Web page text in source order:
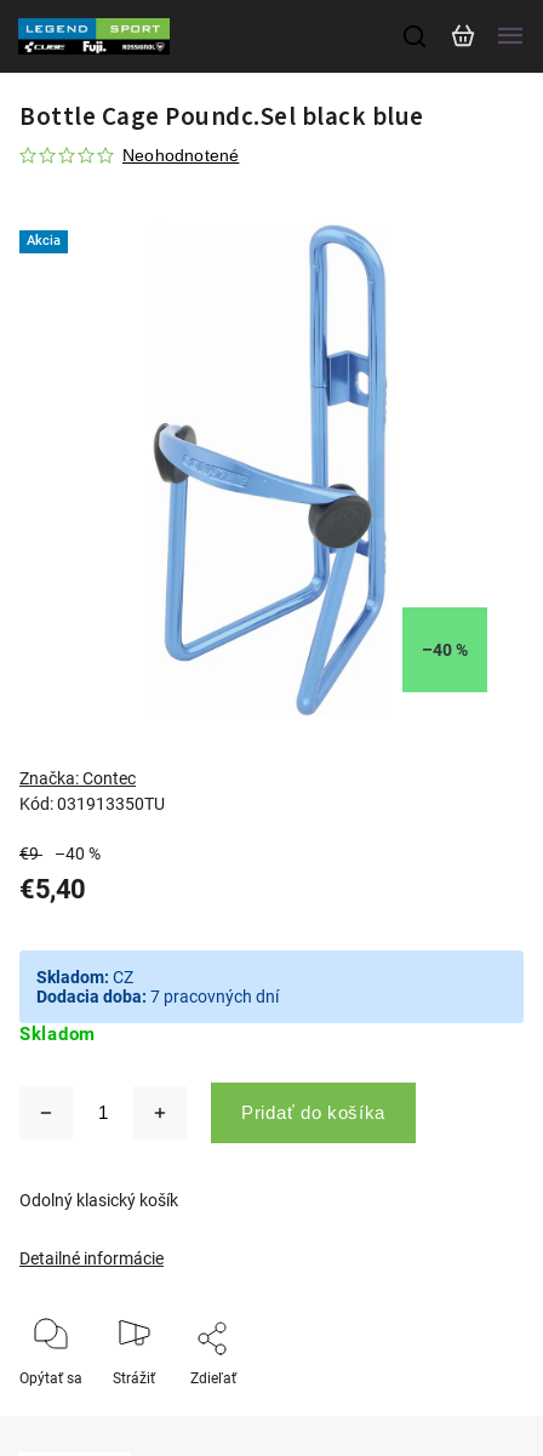
Bottle Cage Poundc.Sel black blue
Neohodnotené
Akcia
–40 %
Kód:031913350TU
Značka:Contec
€9 –40 %
€5,40
Skladom
Skladom: CZ
Dodacia doba: 7 pracovných dní
Pridať do košíka
Odolný klasický košík
Detailné informácie
Opýtať sa Strážiť Zdieľať